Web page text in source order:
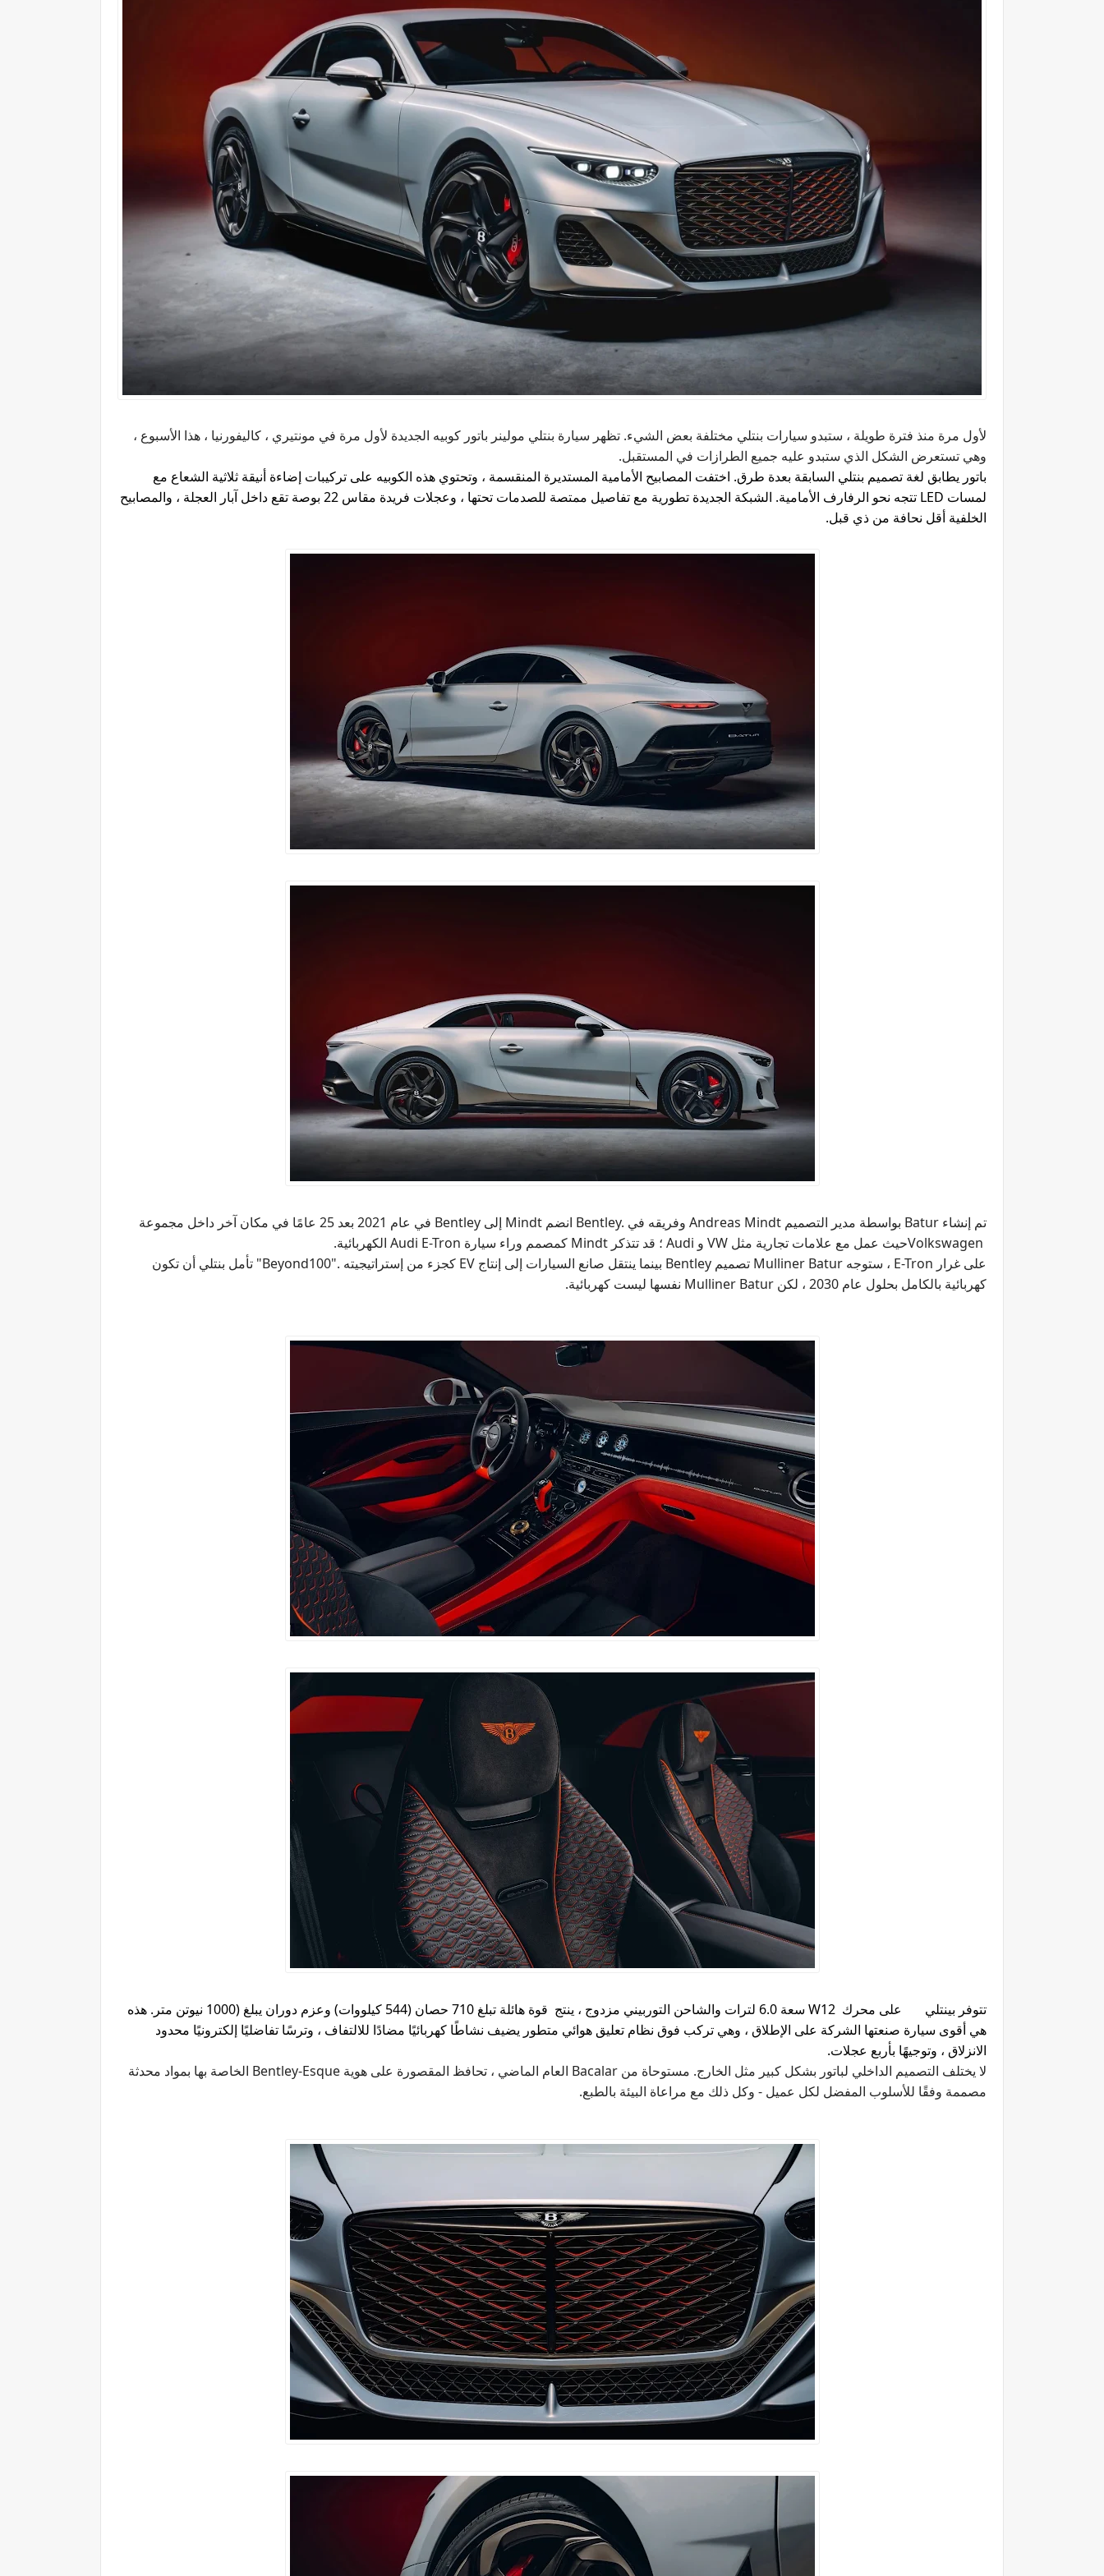
لأول مرة منذ فترة طويلة ، ستبدو سيارات بنتلي مختلفة بعض الشيء. تظهر سيارة بنتلي مولينر باتور كوبيه الجديدة لأول مرة في مونتيري ، كاليفورنيا ، هذا الأسبوع ،
وهي تستعرض الشكل الذي ستبدو عليه جميع الطرازات في المستقبل.
باتور يطابق لغة تصميم بنتلي السابقة بعدة طرق. اختفت المصابيح الأمامية المستديرة المنقسمة ، وتحتوي هذه الكوبيه على تركيبات إضاءة أنيقة ثلاثية الشعاع مع
لمسات LED
تتجه نحو الرفارف الأمامية. الشبكة الجديدة تطورية مع تفاصيل ممتصة للصدمات تحتها ، وعجلات فريدة مقاس 22 بوصة تقع داخل آبار العجلة ، والمصابيح
الخلفية أقل نحافة من ذي قبل.
تم إنشاء Batur بواسطة مدير التصميم Andreas Mindt وفريقه في Bentley. انضم Mindt إلى Bentley في عام 2021 بعد 25 عامًا في مكان آخر داخل مجموعة
Volkswagenحيث عمل مع علامات تجارية مثل VW و Audi ؛ قد تتذكر Mindt كمصمم وراء سيارة Audi E-Tron الكهربائية.
على غرار E-Tron ، ستوجه Mulliner Batur تصميم Bentley بينما ينتقل صانع السيارات إلى إنتاج EV كجزء من إستراتيجيته "Beyond100". تأمل بنتلي أن تكون
كهربائية بالكامل بحلول عام 2030 ، لكن
Mulliner Batur نفسها ليست كهربائية.
تتوفر بينتلي على محرك W12
سعة 6.0 لترات والشاحن التوربيني مزدوج ، ينتج قوة هائلة تبلغ 710 حصان (544 كيلووات) وعزم دوران يبلغ (1000 نيوتن متر. هذه
هي أقوى سيارة صنعتها الشركة على الإطلاق ، وهي تركب فوق نظام تعليق هوائي متطور يضيف نشاطًا كهربائيًا مضادًا للالتفاف ، وترسًا تفاضليًا إلكترونيًا محدود
الانزلاق ، وتوجيهًا بأربع عجلات.
لا يختلف التصميم الداخلي لباتور بشكل كبير مثل الخارج. مستوحاة من Bacalar العام الماضي ، تحافظ المقصورة على هوية Bentley-Esque الخاصة بها بمواد محدثة
مصممة وفقًا للأسلوب المفضل لكل عميل - وكل ذلك مع مراعاة البيئة بالطبع.